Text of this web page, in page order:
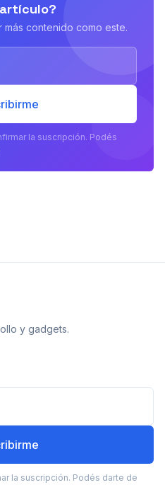
más contenido como este.
la suscripción. Podés
y gadgets.
la suscripción. Podés darte de